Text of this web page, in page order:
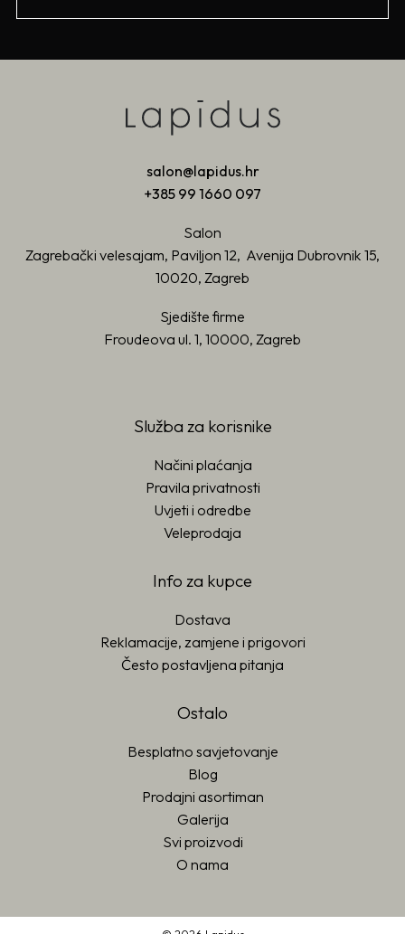
salon@lapidus.hr
+385 99 1660 097
Salon
Zagrebački velesajam, Paviljon 12, Avenija Dubrovnik 15,
10020, Zagreb
Sjedište firme
Froudeova ul. 1, 10000, Zagreb
Služba za korisnike
Načini plaćanja
Pravila privatnosti
Uvjeti i odredbe
Veleprodaja
Info za kupce
Dostava
Reklamacije, zamjene i prigovori
Često postavljena pitanja
Ostalo
Besplatno savjetovanje
Blog
Prodajni asortiman
Galerija
Svi proizvodi
O nama